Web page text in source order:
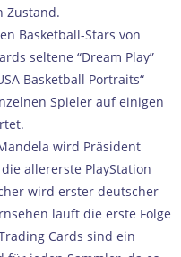
Zustand.
Basketball-Stars von
seltene “Dream Play”
Basketball Portraits“
Spieler auf einigen
wird Präsident
allererste PlayStation
wird erster deutscher
läuft die erste Folge
Cards sind ein